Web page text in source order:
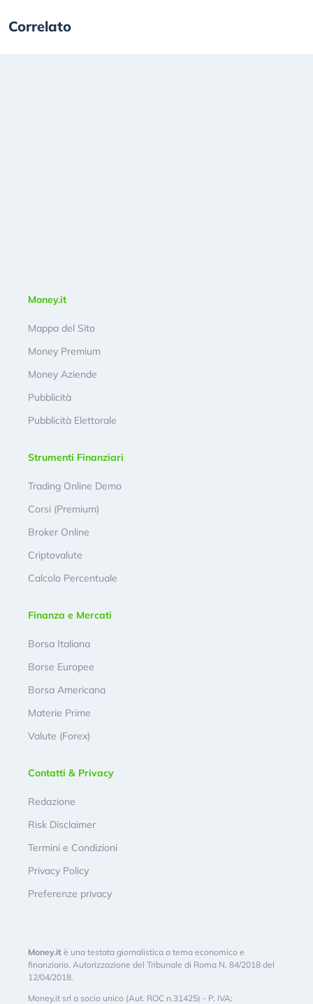
Correlato
Money.it
Mappa del Sito
Money Premium
Money Aziende
Pubblicità
Pubblicità Elettorale
Strumenti Finanziari
Trading Online Demo
Corsi (Premium)
Broker Online
Criptovalute
Calcolo Percentuale
Finanza e Mercati
Borsa Italiana
Borse Europee
Borsa Americana
Materie Prime
Valute (Forex)
Contatti & Privacy
Redazione
Risk Disclaimer
Termini e Condizioni
Privacy Policy
Preferenze privacy
Money.it è una testata giornalistica a tema economico e
finanziario. Autorizzazione del Tribunale di Roma N. 84/2018 del
12/04/2018.
Money.it srl a socio unico (Aut. ROC n.31425) - P. IVA: